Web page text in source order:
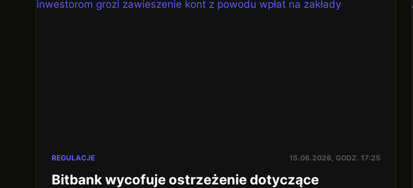
REGULACJE 15.06.2026, GODZ. 17:25
Bitbank wycofuje ostrzeżenie dotyczące